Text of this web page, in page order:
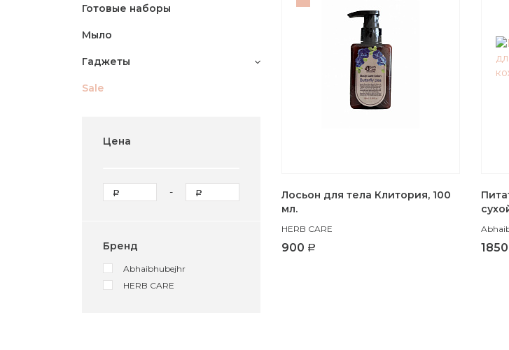
Готовые наборы
Мыло
Гаджеты
Sale
Цена
-
Бренд
Abhaibhubejhr
HERB CARE
Лосьон для тела Клитория, 100
мл.
HERB CARE
900 1850